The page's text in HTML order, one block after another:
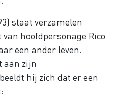
staat verzamelen
hoofdpersonage Rico
een ander leven.
aan zijn
hij zich dat er een